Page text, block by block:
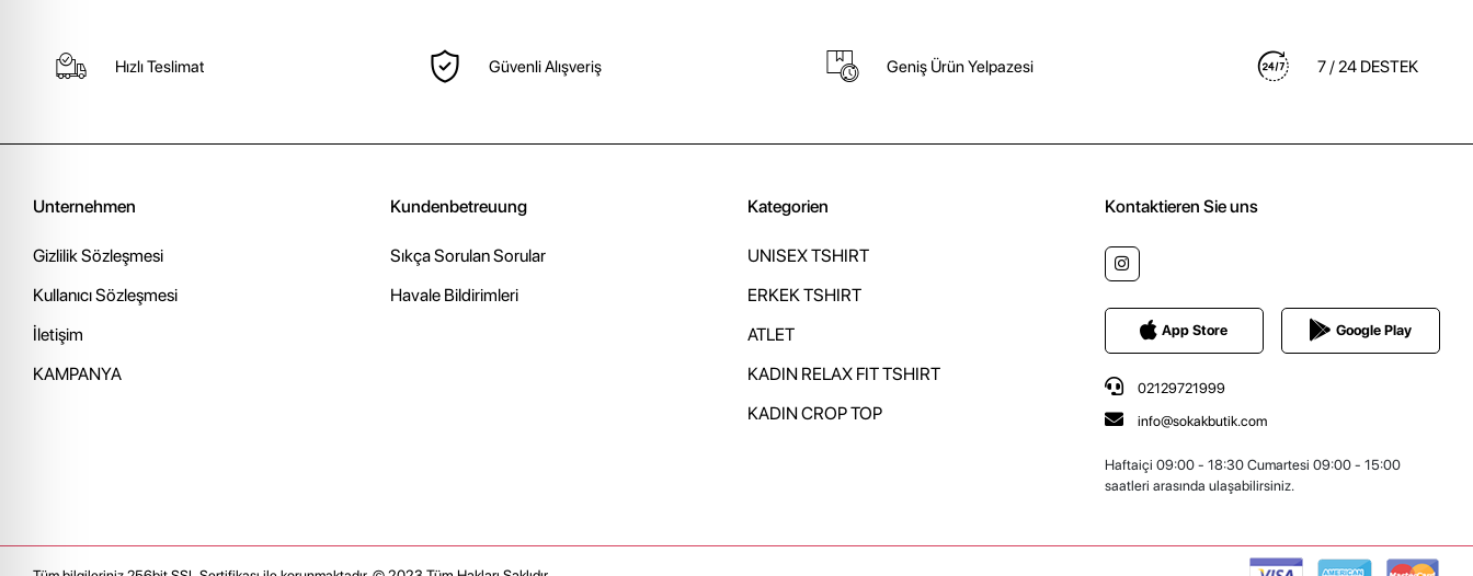
Hızlı Teslimat Güvenli Alışveriş Geniş Ürün Yelpazesi 7 / 24 DESTEK
Unternehmen
Gizlilik Sözleşmesi
Kullanıcı Sözleşmesi
İletişim
KAMPANYA
Kundenbetreuung
Sıkça Sorulan Sorular
Havale Bildirimleri
Kategorien
UNISEX TSHIRT
ERKEK TSHIRT
ATLET
KADIN RELAX FIT TSHIRT
KADIN CROP TOP
Kontaktieren Sie uns
App Store Google Play
02129721999
info@sokakbutik.com
Haftaiçi 09:00 - 18:30 Cumartesi 09:00 - 15:00
saatleri arasında ulaşabilirsiniz.